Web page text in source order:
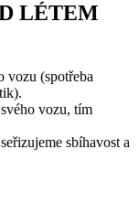
LÉTEM
vozu (spotřeba
vozu, tím
sbíhavost a